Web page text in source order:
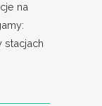
na
stacjach